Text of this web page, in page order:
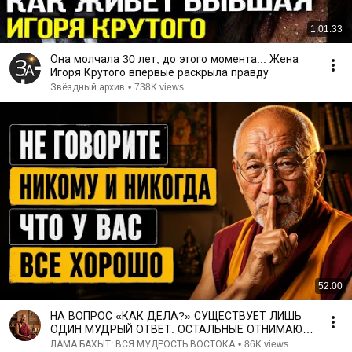
1:01:33
Она молчала 30 лет, до этого момента... Жена
Игоря Крутого впервые раскрыла правду
Звёздный архив • 738K views
52:00
НА ВОПРОС «КАК ДЕЛА?» СУЩЕСТВУЕТ ЛИШЬ
ОДИН МУДРЫЙ ОТВЕТ. ОСТАЛЬНЫЕ ОТНИМАЮТ
У ВАС ЖИЗНЕННЫЕ СИЛЫ.
ЛАМА БАХЫТ: ВСЯ МУДРОСТЬ ВОСТОКА • 86K views